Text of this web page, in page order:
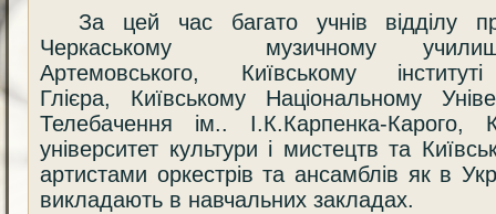
За цей час багато учнів відділу
Черкаському музичному
Артемовського, Київському
Глієра, Київському Національному
Телебачення ім.. І.К.Карпенка-Карого,
університет культури і мистецтв та
артистами оркестрів та ансамблів як в
викладають в навчальних закладах.